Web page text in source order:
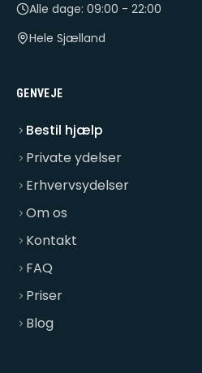
Alle dage: 09:00 - 22:00
Hele Sjælland
GENVEJE
Bestil hjælp
Private ydelser
Erhvervsydelser
Om os
Kontakt
FAQ
Priser
Blog